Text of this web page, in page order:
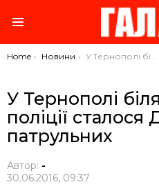
You are here:
Home Новини У Тернополі біля міськвідділу поліції сталося ДТП за участю патрульних
У Тернополі
поліції
патрульних
Автор: -
30.06.2016, 09:37